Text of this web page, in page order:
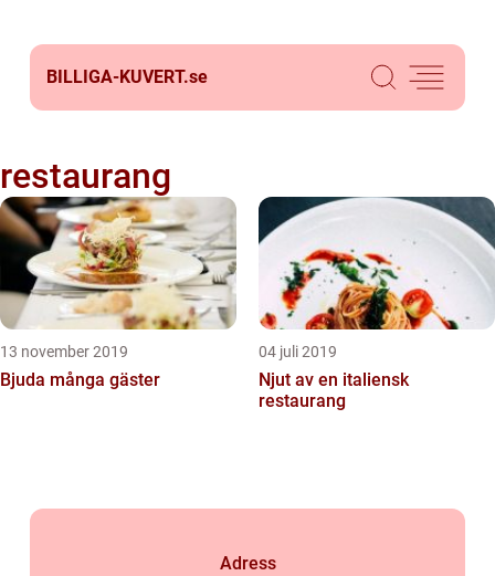
BILLIGA-KUVERT.se
restaurang
13 november 2019
Bjuda många gäster
04 juli 2019
Njut av en italiensk
restaurang
Adress